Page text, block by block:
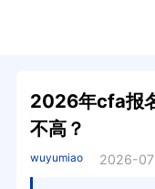
2026年cfa报
不高？
wuyumiao 2026-